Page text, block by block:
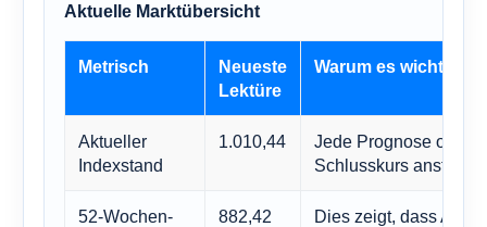
Aktuelle Marktübersicht
Metrisch
Neueste
Lektüre
Warum es wichtig ist
Aktueller
Indexstand
1.010,44
Jede Prognose
Schlusskurs anstatt
52-Wochen-
882,42
Dies zeigt, dass